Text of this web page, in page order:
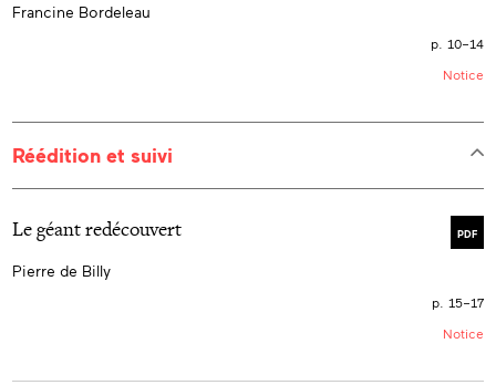
Francine Bordeleau
p. 10–14
Notice
Réédition et suivi
PDF
Le géant redécouvert
Pierre de Billy
p. 15–17
Notice